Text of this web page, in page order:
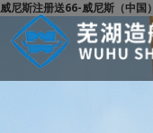
威尼斯注册送66-威尼斯（中国）